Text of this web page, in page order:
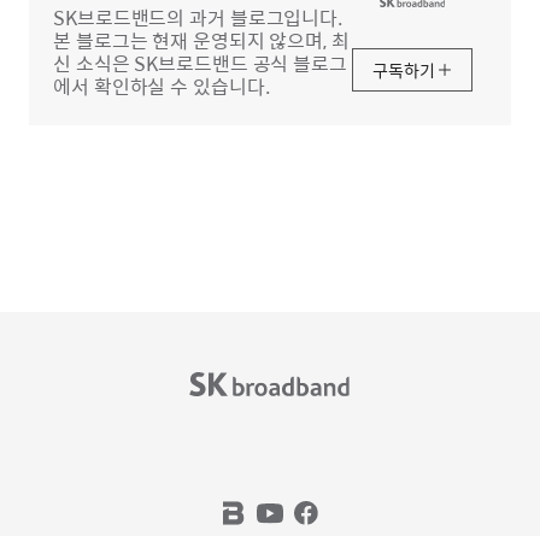
SK브로드밴드의 과거 블로그입니다.
본 블로그는 현재 운영되지 않으며, 최
신 소식은 SK브로드밴드 공식 블로그
에서 확인하실 수 있습니다.
구독하기